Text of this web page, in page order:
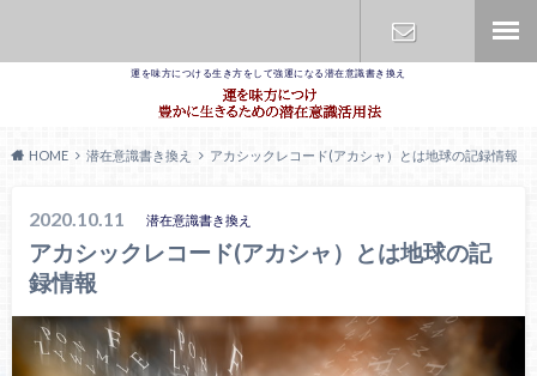
運を味方につける生き方をして強運になる潜在意識書き換え
HOME 潜在意識書き換え アカシックレコード(アカシャ）とは地球の記録情報
2020.10.11 潜在意識書き換え
アカシックレコード(アカシャ）とは地球の記
録情報